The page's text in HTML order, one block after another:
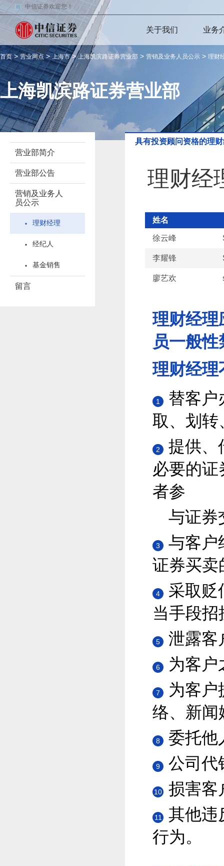
中信证券欢迎您！
关于我们 业务
首页>营业网点>上海市>上海凯滨路证券营业部 > 营销及业务人员公示 > 理财
上海凯滨路证券营业部
营业部简介
营业部公告
营销及业务人
员公示
理财经理
经纪人
基金销售
留言
具有投资顾问资格的理
理财经
姓名
徐云峰
李耀锋
廖艺欢
理财经理
员一般
理财经理
1
替客户
取、划转
2
提供、
必要的
者参
与证券
3
与客户
证券买卖
4
采取贬
当手段
5 泄露客
6 为客户
7
为客户
络、新闻
8 委托他
9 公司代
10 损害客
11
其他违
行为。